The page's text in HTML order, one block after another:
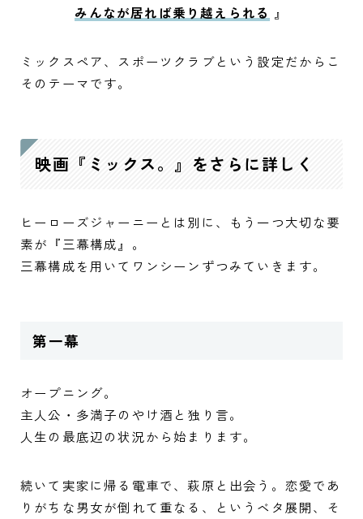
みんなが居れば乗り越えられる 』
ミックスペア、スポーツクラブという設定だからこ
そのテーマです。
映画『ミックス。』をさらに詳しく
ヒーローズジャーニーとは別に、もう一つ大切な要
素が『三幕構成』。
三幕構成を用いてワンシーンずつみていきます。
第一幕
オープニング。
主人公・多満子のやけ酒と独り言。
人生の最底辺の状況から始まります。
続いて実家に帰る電車で、萩原と出会う。恋愛であ
りがちな男女が倒れて重なる、というベタ展開、そ